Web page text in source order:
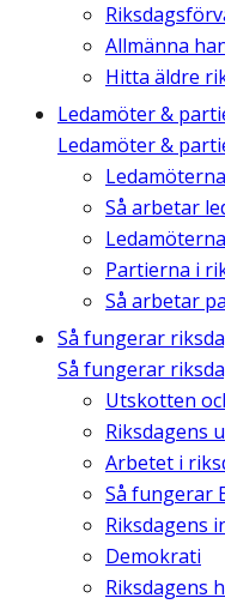
Allmänna
Hitta äldre
Ledamöter &
Ledamöter &
Ledamöterna
Så arbetar
Partierna i
Så arbetar
Så fungerar
Så fungerar
Utskotten
Riksdagens
Arbetet i
Så fungerar
Riksdagens
Demokrati
Riksdagens